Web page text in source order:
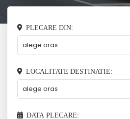
PLECARE DIN:
LOCALITATE DESTINATIE:
DATA PLECARE: